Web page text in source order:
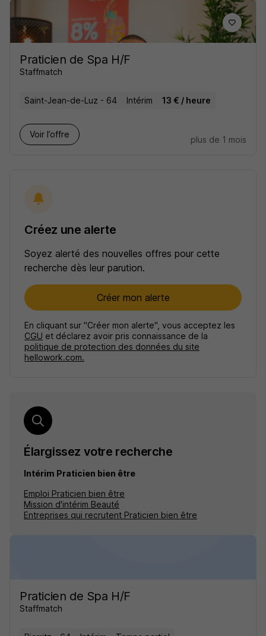
Praticien de Spa H/F
Staffmatch
Saint-Jean-de-Luz - 64 Intérim 13 € / heure
Voir l’offre
plus de 1 mois
Créez une alerte
Soyez alerté des nouvelles offres pour cette
recherche dès leur parution.
Créer mon alerte
En cliquant sur "Créer mon alerte", vous acceptez les
CGU et déclarez avoir pris connaissance de la
politique de protection des données du site
hellowork.com.
Élargissez votre recherche
Intérim Praticien bien être
Emploi Praticien bien être
Mission d'intérim Beauté
Entreprises qui recrutent Praticien bien être
Praticien de Spa H/F
Staffmatch